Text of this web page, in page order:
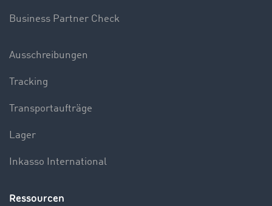
Business Partner Check
Ausschreibungen
Tracking
Transportaufträge
Lager
Inkasso International
Ressourcen